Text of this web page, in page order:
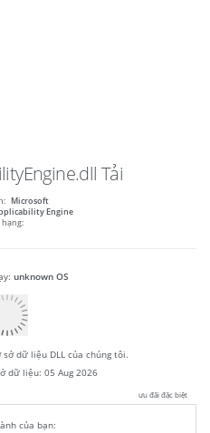
Tải
Microsoft
Engine
hạng:
unknown OS
dữ liệu DLL của chúng tôi.
dữ liệu: 05 Aug 2026
ưu đãi đặc biệt
của bạn: